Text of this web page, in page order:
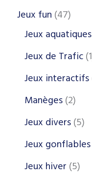
Jeux fun 47
Jeux aquatiques
Jeux de Trafic 1
Jeux interactifs
Manèges 2
Jeux divers 5
Jeux gonflables
Jeux hiver 5